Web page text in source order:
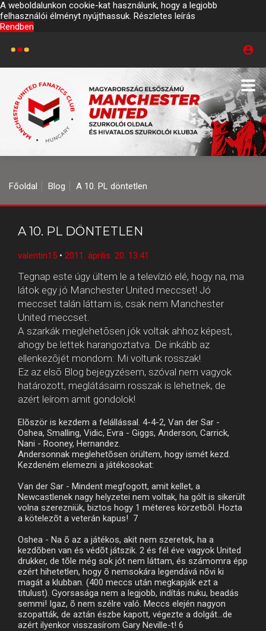
A weboldalunkon cookie-kat használunk, hogy a legjobb
felhasználói élményt nyújthassuk. Részletes leírás
Rendben
Főoldal Blog A 10. PL döntetlen
A 10. PL DÖNTETLEN
valentin15 • 2011. április. 20. 13:41
Tegnap este úgy ültem le a televízió elé, hogy na, ma
látok egy jó Manchester United meccset! Jó
meccset talán láttam is, csak nem Manchester
United meccset.
A szarkák meglehetõsen jók voltak ahhoz képest,
ahogy be lettek harangoztatva. De inkább az
ellenkezõjét mondom: Mi voltunk rosszak!
Ez az elsõ Blog bejegyzésem, szóval nem vagyok
határozott, meglátásaim rosszak is lehetnek, de
azért leírom amit gondolok!
Elõször is kezdem a felállással. 4-4-2, Van der Sar -
Oshea, Smalling, Vidic, Evra - Giggs, Anderson, Carrick,
Nani - Rooney, Hernandez.
Andersonnak meglehetõsen örültem, hogy ismét kezd.
Kezdeném elemezni a játékosokat:
Van der Sar - Mindent megfogott, amit kellet, a
Newcastlenek nagy helyzetei nem voltak, ha gólt is sikerült
volna szerezniük, biztos hogy 1 méteres körzetbõl. Hozta
a kötelezõt a veterán kapus! 7
Oshea - Na õ az a játékos, akit nem szeretek, ha a
kezdõben van és védõt játszik. 2 és fél éve vagyok United
drukker, de tõle még sok jót nem láttam, és számomra épp
ezért hihetetlen, hogy õ nemsokára legendává nõvi ki
magát a klubban. (400 meccs után megkapják ezt a
titulust). Gyorsasága nem a legjobb, indítás nuku, beadás
semmi! Igaz, õ nem szélre való. Meccs elején nagyon
szopatták, de aztán észbe kapott, végezte a dolgát...de
azért ilyenkor visszasírom Gary Neville-t! 6